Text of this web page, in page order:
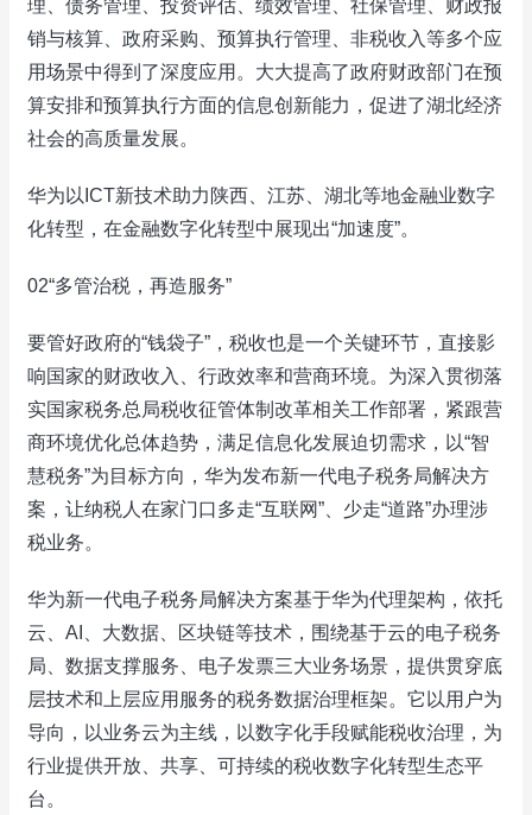
理、债务管理、投资评估、绩效管理、社保管理、财政报
销与核算、政府采购、预算执行管理、非税收入等多个应
用场景中得到了深度应用。大大提高了政府财政部门在预
算安排和预算执行方面的信息创新能力，促进了湖北经济
社会的高质量发展。
华为以ICT新技术助力陕西、江苏、湖北等地金融业数字
化转型，在金融数字化转型中展现出“加速度”。
02“多管治税，再造服务”
要管好政府的“钱袋子”，税收也是一个关键环节，直接影
响国家的财政收入、行政效率和营商环境。为深入贯彻落
实国家税务总局税收征管体制改革相关工作部署，紧跟营
商环境优化总体趋势，满足信息化发展迫切需求，以“智
慧税务”为目标方向，华为发布新一代电子税务局解决方
案，让纳税人在家门口多走“互联网”、少走“道路”办理涉
税业务。
华为新一代电子税务局解决方案基于华为代理架构，依托
云、AI、大数据、区块链等技术，围绕基于云的电子税务
局、数据支撑服务、电子发票三大业务场景，提供贯穿底
层技术和上层应用服务的税务数据治理框架。它以用户为
导向，以业务云为主线，以数字化手段赋能税收治理，为
行业提供开放、共享、可持续的税收数字化转型生态平
台。